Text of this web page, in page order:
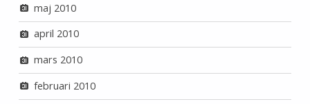
maj 2010
april 2010
mars 2010
februari 2010